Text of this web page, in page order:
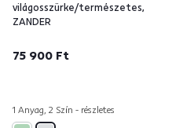
világosszürke/természetes,
ZANDER
75 900 Ft
1 Anyag, 2 Szín - részletes